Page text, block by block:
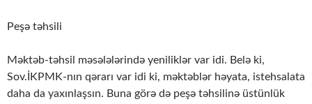
Peşə təhsili
Məktəb-təhsil məsələlərində yeniliklər var idi. Belə ki,
Sov.İKPMK-nın qərarı var idi ki, məktəblər həyata, istehsalata
daha da yaxınlaşsın. Buna görə də peşə təhsilinə üstünlük